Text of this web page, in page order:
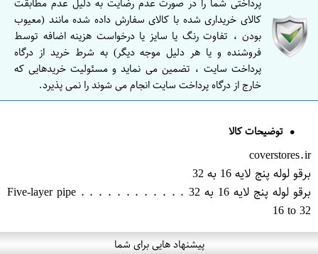
پرداختی شما را در صورت عدم رضایت به دلیل عدم مطابقت
کالای خریداری شده با کالای سفارش داده شده مانند (معیوب
بودن ، تفاوت رنگ یا سایز یا درخواست هزینه اضافه توسط
فروشنده و یا هر دلیل موجه دیگر) به شرط خرید از درگاه
پرداخت سایت ، تضمین می نماید و مسئولیت خریدهایی که
خارج از درگاه پرداخت سایت انجام می شوند را نمی پذیرد.
توضیحات کالا
coverstores.ir
برقو لوله پنج لایه 16 به 32
برقو لوله پنج لایه 16 به 32 . . . . . . . . . . . . Five-layer pipe
16 to 32
پیشنهاد هایی برای شما